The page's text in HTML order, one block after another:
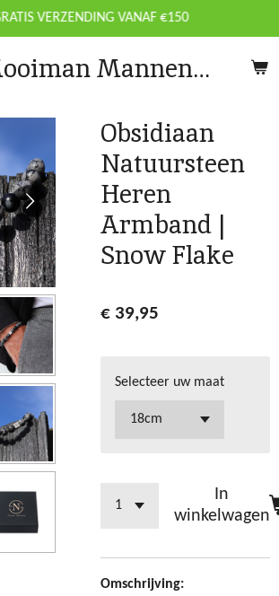
Mooiman Mannenmode
VERZENDING VANAF €150
Obsidiaan
Natuursteen
Heren
Armband |
Snow Flake
€ 39,95
Selecteer uw maat
In
winkelwagen
Omschrijving: